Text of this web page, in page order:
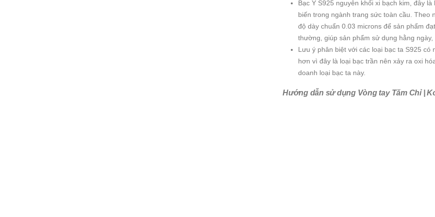
Bạc Ý S925 nguyên khối xi bạch kim, đây
biến trong ngành trang sức toàn cầu. Theo
độ dày chuẩn 0.03 microns để sản phẩm
thường, giúp sản phẩm sử dụng hằng
Lưu ý phân biệt với các loại bạc ta S925
hơn vì đây là loại bạc trần nên xảy ra oxi
doanh loại bạc ta này.
Hướng dẫn sử dụng Vòng tay Tăm Chỉ |